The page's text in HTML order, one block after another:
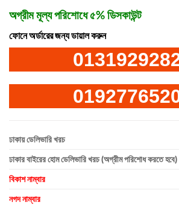
অগ্রীম মূল্য পরিশোধে ৫% ডিসকাউন্ট
ফোনে অর্ডারের জন্য ডায়াল করুন
ঢাকায় ডেলিভারি খরচ
ঢাকার বাইরের হোম ডেলিভারি খরচ (অগ্রীম পরিশোধ করতে হবে)
বিকাশ নাম্বার
নগদ নাম্বার